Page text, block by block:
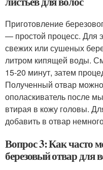
Приготовление
— простой процесс. Для
свежих или сушеных
литром кипящей воды.
15-20 минут, затем
Полученный отвар можно
ополаскиватель после
втирая в кожу головы.
добавить в отвар
Вопрос 3: Как часто
березовый отвар для